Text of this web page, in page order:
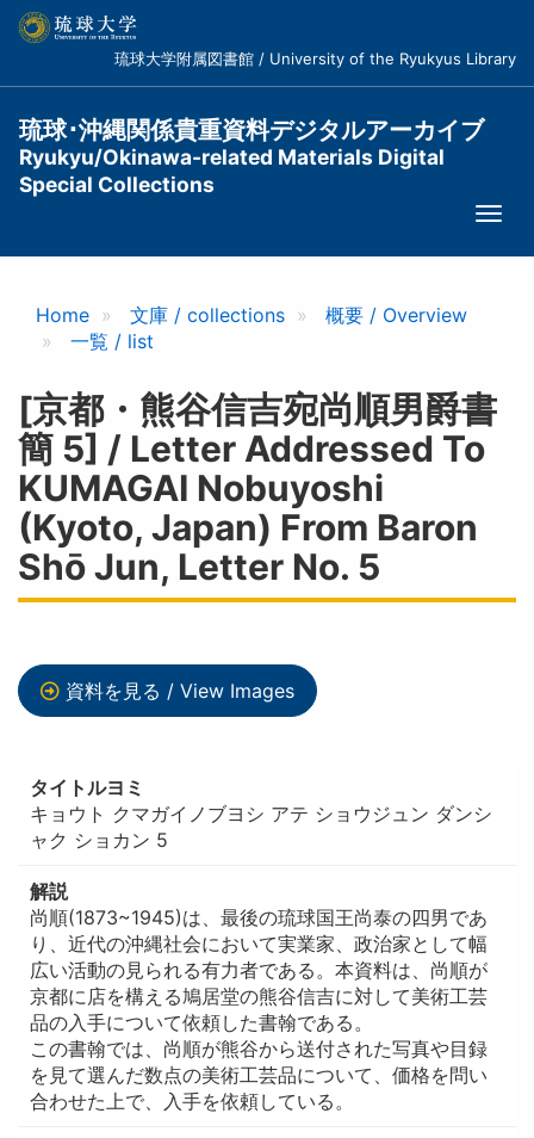
コ
琉球大学附属図書館 / University of the Ryukyus Library
琉球･沖縄関係貴重資料デジタルアーカイブ
Ryukyu/Okinawa-related Materials Digital
Special Collections
Home 文庫 / collections
概要 / Overview
一覧 / list
[京都・熊谷信吉宛尚順男爵書
簡 5] / Letter Addressed To
KUMAGAI Nobuyoshi
(Kyoto, Japan) From Baron
Shō Jun, Letter No. 5
資料を見る / View Images
タイトルヨミ
キョウト クマガイノブヨシ アテ ショウジュン ダンシ
ャク ショカン 5
解説
尚順(1873~1945)は、最後の琉球国王尚泰の四男であ
り、近代の沖縄社会において実業家、政治家として幅
広い活動の見られる有力者である。本資料は、尚順が
京都に店を構える鳩居堂の熊谷信吉に対して美術工芸
品の入手について依頼した書翰である。
この書翰では、尚順が熊谷から送付された写真や目録
を見て選んだ数点の美術工芸品について、価格を問い
合わせた上で、入手を依頼している。